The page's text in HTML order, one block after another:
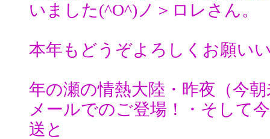
いました(^O^)ノ＞ロレさん。
本年もどうぞよろしくお願い
年の瀬の情熱大陸・昨夜（今
メールでのご登場！・そして
送と